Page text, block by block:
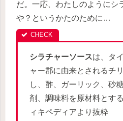
だ。一応、わたしのようにシ
や？というかたのために…
シラチャーソースは、タ
ャー郡に由来とされるチ
し、酢、ガーリック、砂
剤、調味料を原材料とす
ィキペディアより抜粋